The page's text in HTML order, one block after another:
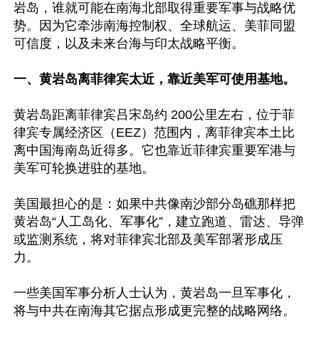
岩岛，谁就可能在南海北部取得重要军事与战略优
势。因为它牵涉南海控制权、全球航运、美菲同盟
可信度，以及未来台海与印太战略平衡。
一、黄岩岛离菲律宾太近，靠近美军可使用基地。
黄岩岛距离菲律宾吕宋岛约 200公里左右，位于菲
律宾专属经济区（EEZ）范围内，离菲律宾本土比
离中国海南岛近得多。它也靠近菲律宾重要军港与
美军可轮换进驻的基地。
美国最担心的是：如果中共像南沙部分岛礁那样把
黄岩岛“人工岛化、军事化”，建立跑道、雷达、导弹
或监测系统，将对菲律宾北部及美军部署形成压
力。
一些美国军事分析人士认为，黄岩岛一旦军事化，
将与中共在南海其它据点形成更完整的战略网络。